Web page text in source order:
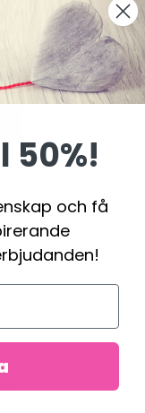
50%!
och få